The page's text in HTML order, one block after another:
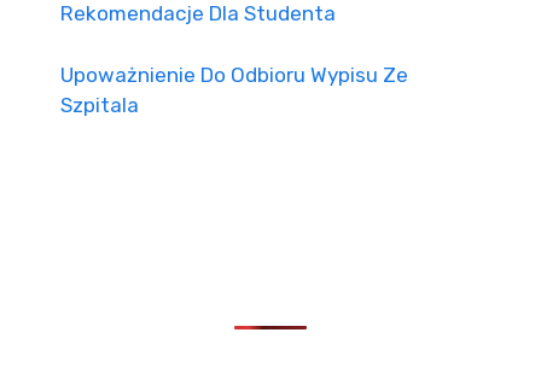
Rekomendacje Dla Studenta
Upoważnienie Do Odbioru Wypisu Ze
Szpitala